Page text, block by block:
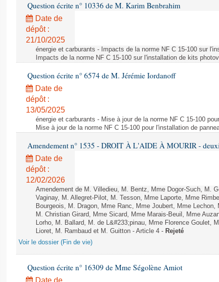
Question écrite n° 10336 de M. Karim Benbrahim
Date de
dépôt :
21/10/2025
énergie et carburants - Impacts de la norme NF C 15-100 sur
Impacts de la norme NF C 15-100 sur l'installation de kits
Question écrite n° 6574 de M. Jérémie Iordanoff
Date de
dépôt :
13/05/2025
énergie et carburants - Mise à jour de la norme NF C 15-100
Mise à jour de la norme NF C 15-100 pour l'installation de
Amendement n° 1535 - DROIT À L'AIDE À MOURIR -
Date de
dépôt :
12/02/2026
Amendement de M. Villedieu, M. Bentz, Mme Dogor-Such, M.
Vaginay, M. Allegret-Pilot, M. Tesson, Mme Laporte, Mme
Bourgeois, M. Dragon, Mme Ranc, Mme Joubert, Mme
M. Christian Girard, Mme Sicard, Mme Marais-Beuil, Mme
Lorho, M. Ballard, M. de L&#233;pinau, Mme Florence Goulet,
Lioret, M. Rambaud et M. Guitton - Article 4 - Rejeté
Voir le dossier (Fin de vie)
Question écrite n° 16309 de Mme Ségolène Amiot
Date de